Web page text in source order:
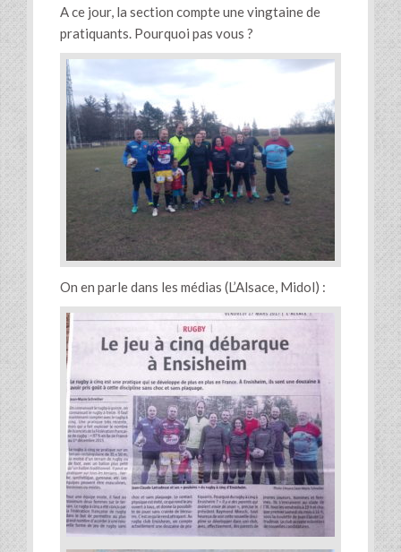
A ce jour, la section compte une vingtaine de
pratiquants. Pourquoi pas vous ?
On en parle dans les médias (L’Alsace, Midol) :